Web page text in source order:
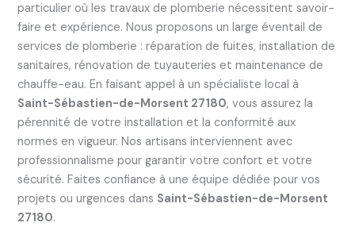
particulier où les travaux de plomberie nécessitent savoir-
faire et expérience. Nous proposons un large éventail de
services de plomberie : réparation de fuites, installation de
sanitaires, rénovation de tuyauteries et maintenance de
chauffe-eau. En faisant appel à un spécialiste local à
Saint-Sébastien-de-Morsent 27180, vous assurez la
pérennité de votre installation et la conformité aux
normes en vigueur. Nos artisans interviennent avec
professionnalisme pour garantir votre confort et votre
sécurité. Faites confiance à une équipe dédiée pour vos
projets ou urgences dans Saint-Sébastien-de-Morsent
27180.